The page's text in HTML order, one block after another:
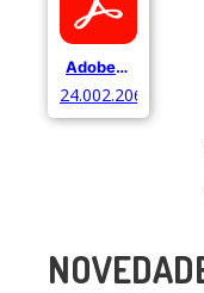
Adobe Acrobat
24.002.20687